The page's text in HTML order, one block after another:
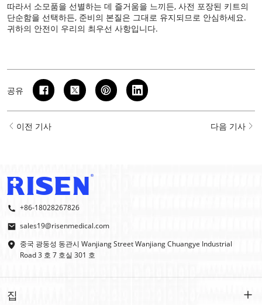
따라서 소모품을 선별하는 데 즐거움을 느끼든, 사전 포장된 키트의
단순함을 선택하든, 준비의 본질은 그대로 유지되므로 안심하세요.
귀하의 안전이 우리의 최우선 사항입니다.
공유
이전 기사 다음 기사
+86-18028267826
sales19@risenmedical.com
중국 광둥성 동관시 Wanjiang Street Wanjiang Chuangye Industrial
Road 3 호 7 호실 301 호
집